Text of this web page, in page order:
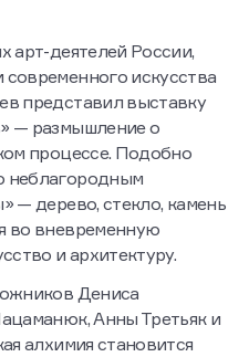
арт-деятелей России,
искусства
представил выставку
— размышление о
процессе. Подобно
неблагородным
— дерево, стекло, камень
во вневременную
и архитектуру.
Дениса
Анны Третьяк и
алхимия становится